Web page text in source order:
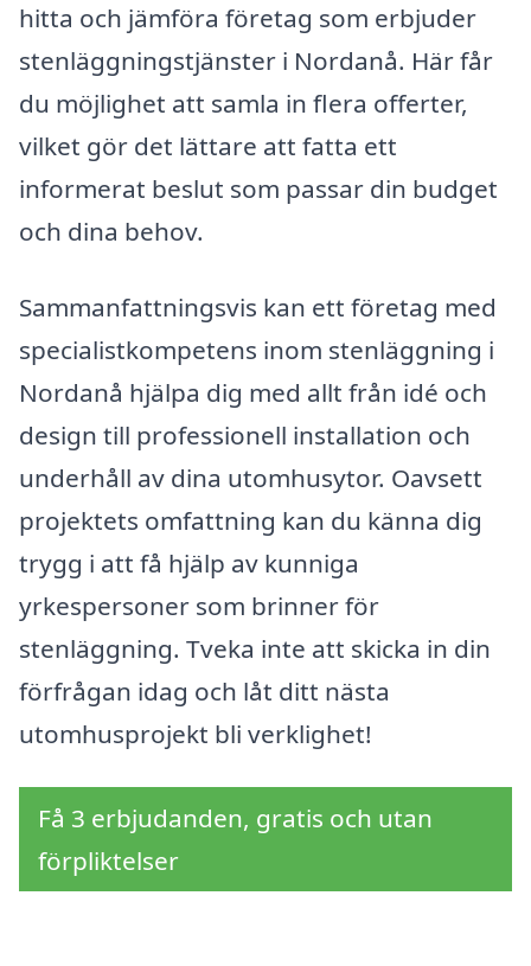
hitta och jämföra företag som erbjuder
stenläggningstjänster i Nordanå. Här får
du möjlighet att samla in flera offerter,
vilket gör det lättare att fatta ett
informerat beslut som passar din budget
och dina behov.
Sammanfattningsvis kan ett företag med
specialistkompetens inom stenläggning i
Nordanå hjälpa dig med allt från idé och
design till professionell installation och
underhåll av dina utomhusytor. Oavsett
projektets omfattning kan du känna dig
trygg i att få hjälp av kunniga
yrkespersoner som brinner för
stenläggning. Tveka inte att skicka in din
förfrågan idag och låt ditt nästa
utomhusprojekt bli verklighet!
Få 3 erbjudanden, gratis och utan
förpliktelser